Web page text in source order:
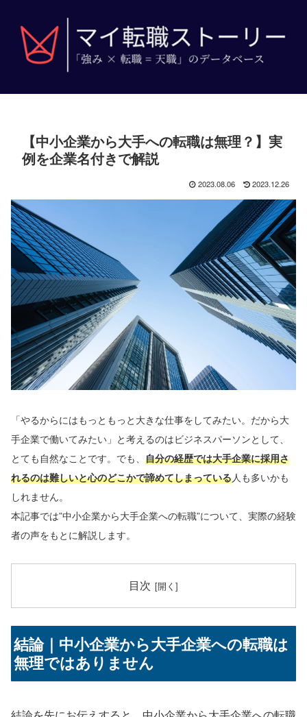
【中小企業から大手への転職は無理？】実
例を企業名付きで解説
2023.08.06 2023.12.26
「やるからにはもっともっと大きな仕事をしてみたい。だから大
手企業で働いてみたい」と考えるのはビジネスパーソンとして、
とても自然なことです。でも、 自分の経歴では大手企業に採用さ
れるのは難しいと心のどこかで諦めてしまっている人も多いかも
しれません。
本記事では”中小企業から大手企業への転職”について、実際の経験
者の声をもとに解説します。
目次
結論｜中小企業から大手企業への転職は
無理ではありません